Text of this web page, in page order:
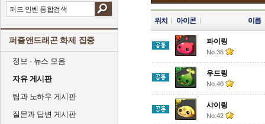
퍼즐앤드래곤 화제 집중
정보 · 뉴스 모음
자유 게시판
팁과 노하우 게시판
질문과 답변 게시판
위치 아이콘 이름
파이링
No.36
우드링
No.40
샤이링
No.42